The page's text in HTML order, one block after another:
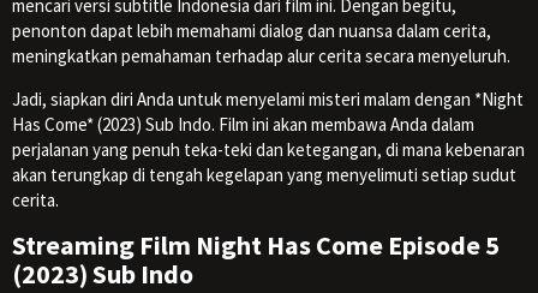
mencari versi subtitle Indonesia dari film ini. Dengan begitu,
penonton dapat lebih memahami dialog dan nuansa dalam cerita,
meningkatkan pemahaman terhadap alur cerita secara menyeluruh.
Jadi, siapkan diri Anda untuk menyelami misteri malam dengan *Night
Has Come* (2023) Sub Indo. Film ini akan membawa Anda dalam
perjalanan yang penuh teka-teki dan ketegangan, di mana kebenaran
akan terungkap di tengah kegelapan yang menyelimuti setiap sudut
cerita.
Streaming Film Night Has Come Episode 5
(2023) Sub Indo